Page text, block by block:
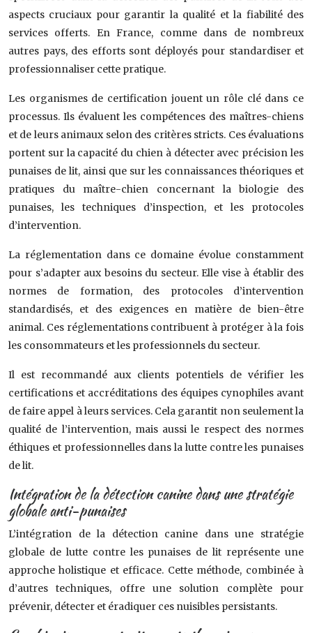
aspects cruciaux pour garantir la qualité et la fiabilité des
services offerts. En France, comme dans de nombreux
autres pays, des efforts sont déployés pour standardiser et
professionnaliser cette pratique.
Les organismes de certification jouent un rôle clé dans ce
processus. Ils évaluent les compétences des maîtres-chiens
et de leurs animaux selon des critères stricts. Ces évaluations
portent sur la capacité du chien à détecter avec précision les
punaises de lit, ainsi que sur les connaissances théoriques et
pratiques du maître-chien concernant la biologie des
punaises, les techniques d’inspection, et les protocoles
d’intervention.
La réglementation dans ce domaine évolue constamment
pour s’adapter aux besoins du secteur. Elle vise à établir des
normes de formation, des protocoles d’intervention
standardisés, et des exigences en matière de bien-être
animal. Ces réglementations contribuent à protéger à la fois
les consommateurs et les professionnels du secteur.
Il est recommandé aux clients potentiels de vérifier les
certifications et accréditations des équipes cynophiles avant
de faire appel à leurs services. Cela garantit non seulement la
qualité de l’intervention, mais aussi le respect des normes
éthiques et professionnelles dans la lutte contre les punaises
de lit.
Intégration de la détection canine dans une stratégie
globale anti-punaises
L’intégration de la détection canine dans une stratégie
globale de lutte contre les punaises de lit représente une
approche holistique et efficace. Cette méthode, combinée à
d’autres techniques, offre une solution complète pour
prévenir, détecter et éradiquer ces nuisibles persistants.